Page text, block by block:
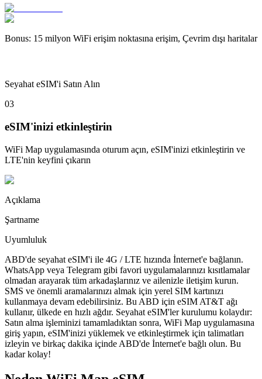
Bonus: 15 milyon WiFi erişim noktasına erişim, Çevrim dışı haritalar
Seyahat eSIM'i Satın Alın
03
eSIM'inizi etkinleştirin
WiFi Map uygulamasında oturum açın, eSIM'inizi etkinleştirin ve
LTE'nin keyfini çıkarın
Açıklama
Şartname
Uyumluluk
ABD'de seyahat eSIM'i ile 4G / LTE hızında İnternet'e bağlanın.
WhatsApp veya Telegram gibi favori uygulamalarınızı kısıtlamalar
olmadan arayarak tüm arkadaşlarınız ve ailenizle iletişim kurun.
SMS ve önemli aramalarınızı almak için yerel SIM kartınızı
kullanmaya devam edebilirsiniz. Bu ABD için eSIM AT&T ağı
kullanır, ülkede en hızlı ağdır. Seyahat eSIM'ler kurulumu kolaydır:
Satın alma işleminizi tamamladıktan sonra, WiFi Map uygulamasına
giriş yapın, eSIM'inizi yüklemek ve etkinleştirmek için talimatları
izleyin ve birkaç dakika içinde ABD'de İnternet'e bağlı olun. Bu
kadar kolay!